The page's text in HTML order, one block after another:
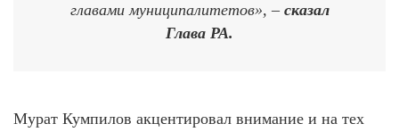
главами муниципалитетов», –сказал
Глава РА.
Мурат Кумпилов акцентировал внимание и на тех